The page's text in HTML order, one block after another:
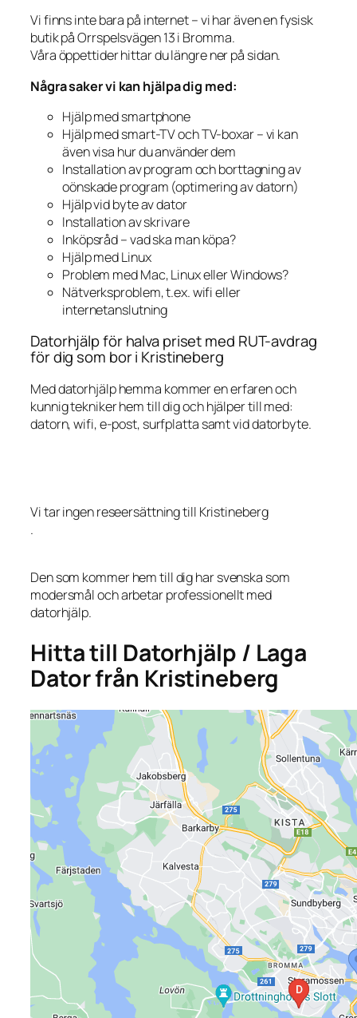
Vi finns inte bara på internet – vi har även en fysisk
butik på Orrspelsvägen 13 i Bromma.
Våra öppettider hittar du längre ner på sidan.
Några saker vi kan hjälpa dig med:
Hjälp med smartphone
Hjälp med smart-TV och TV-boxar – vi kan
även visa hur du använder dem
Installation av program och borttagning av
oönskade program (optimering av datorn)
Hjälp vid byte av dator
Installation av skrivare
Inköpsråd – vad ska man köpa?
Hjälp med Linux
Problem med Mac, Linux eller Windows?
Nätverksproblem, t.ex. wifi eller
internetanslutning
Datorhjälp för halva priset med RUT-avdrag
för dig som bor i Kristineberg
Med datorhjälp hemma kommer en erfaren och
kunnig tekniker hem till dig och hjälper till med:
datorn, wifi, e-post, surfplatta samt vid datorbyte.
Vi tar ingen reseersättning till Kristineberg
.
Den som kommer hem till dig har svenska som
modersmål och arbetar professionellt med
datorhjälp.
Hitta till Datorhjälp / Laga
Dator från Kristineberg